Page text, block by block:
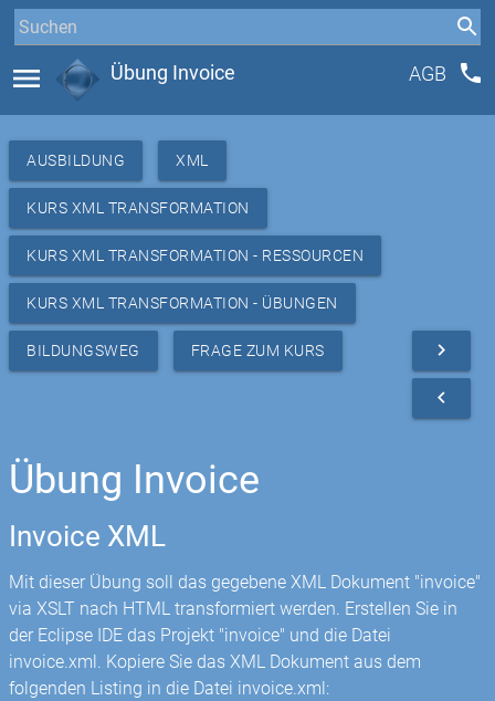
menu Übung Invoice AGB phone
AUSBILDUNG XML
KURS XML TRANSFORMATION
KURS XML TRANSFORMATION - RESSOURCEN
KURS XML TRANSFORMATION - ÜBUNGEN
BILDUNGSWEG FRAGE ZUM KURS navigate_next
navigate_before
Übung Invoice
Invoice XML
Mit dieser Übung soll das gegebene XML Dokument "invoice"
via XSLT nach HTML transformiert werden. Erstellen Sie in
der Eclipse IDE das Projekt "invoice" und die Datei
invoice.xml. Kopiere Sie das XML Dokument aus dem
folgenden Listing in die Datei invoice.xml: